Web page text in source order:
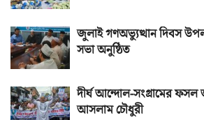
জুলাই গণঅভ্যুত্থান দিবস
সভা অনুষ্ঠিত
দীর্ঘ আন্দোল-সংগ্রামের ফসল
আসলাম চৌধুরী